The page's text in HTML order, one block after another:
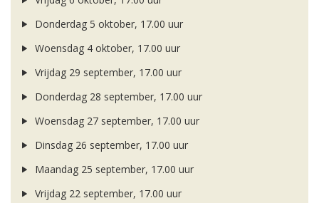
Donderdag 5 oktober, 17.00 uur
Woensdag 4 oktober, 17.00 uur
Vrijdag 29 september, 17.00 uur
Donderdag 28 september, 17.00 uur
Woensdag 27 september, 17.00 uur
Dinsdag 26 september, 17.00 uur
Maandag 25 september, 17.00 uur
Vrijdag 22 september, 17.00 uur